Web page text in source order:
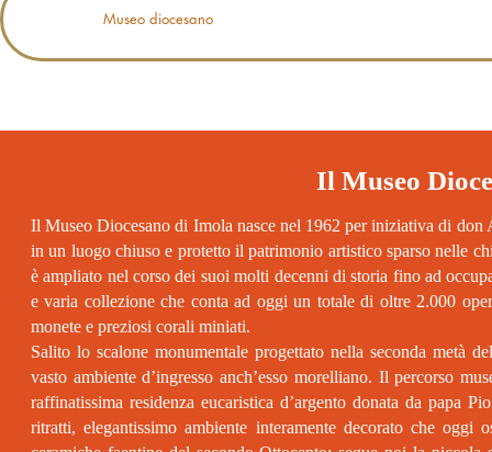
Museo diocesano
Il Museo
Il Museo Diocesano di Imola nasce nel 1962 per iniziativa di
in un luogo chiuso e protetto il patrimonio artistico sparso nelle
è ampliato nel corso dei suoi molti decenni di storia fino ad
e varia collezione che conta ad oggi un totale di oltre 2.000
monete e preziosi corali miniati.
Salito lo scalone monumentale progettato nella seconda metà
vasto ambiente d’ingresso anch’esso morelliano. Il percorso
raffinatissima residenza eucaristica d’argento donata da
ritratti, elegantissimo ambiente interamente decorato che